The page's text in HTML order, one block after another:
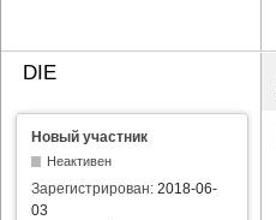
DIE
Новый участник
Неактивен
Зарегистрирован: 2018-06-
03